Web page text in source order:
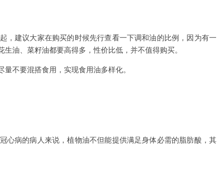
，建议大家在购买的时候先行查看一下调和油的比例，因为有一
油、菜籽油都要高得多，性价比低，并不值得购买。
不要混搭食用，实现食用油多样化。
心病的病人来说，植物油不但能提供满足身体必需的脂肪酸，其